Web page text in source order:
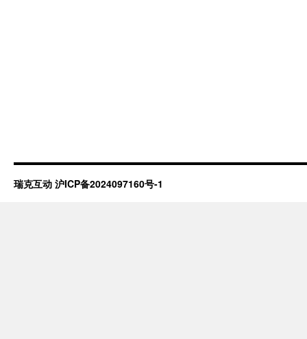
瑞克互动 沪ICP备2024097160号-1